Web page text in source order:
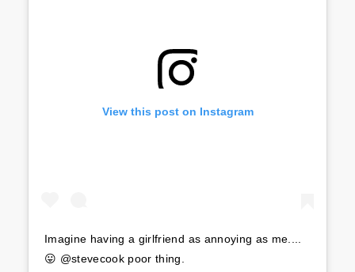
View this post on Instagram
Imagine having a girlfriend as annoying as me....
😛 @stevecook poor thing.